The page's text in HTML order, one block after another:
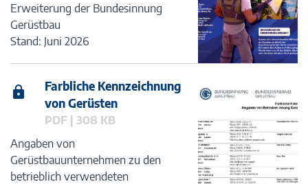
Erweiterung der Bundesinnung
Gerüstbau
Stand: Juni 2026
Farbliche Kennzeichnung
von Gerüsten
PDF | 308 KB
Angaben von
Gerüstbauunternehmen zu den
betrieblich verwendeten